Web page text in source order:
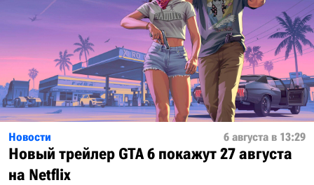
Новости 6 августа в 13:29
Новый трейлер GTA 6 покажут 27 августа
на Netflix